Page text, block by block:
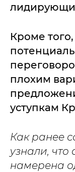
Кроме
плохим
уступкам
Как ранее
узнали,
намерена